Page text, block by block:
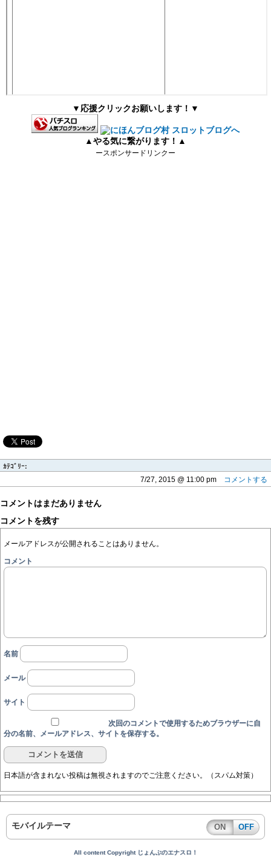
▼応援クリックお願いします！▼
▲やる気に繋がります！▲
ースポンサードリンクー
ｶﾃｺﾞﾘｰ:
7/27, 2015 @ 11:00 pm コメントする
コメントはまだありません
コメントを残す
メールアドレスが公開されることはありません。
コメント
名前
メール
サイト
次回のコメントで使用するためブラウザーに自
分の名前、メールアドレス、サイトを保存する。
日本語が含まれない投稿は無視されますのでご注意ください。（スパム対策）
モバイルテーマ ON OFF
All content Copyright じょんぷのエナスロ！